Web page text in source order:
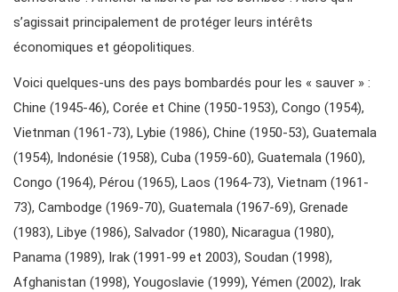
s’agissait principalement de protéger leurs intérêts
économiques et géopolitiques.
Voici quelques-uns des pays bombardés pour les « sauver » :
Chine (1945-46), Corée et Chine (1950-1953), Congo (1954),
Vietnman (1961-73), Lybie (1986), Chine (1950-53), Guatemala
(1954), Indonésie (1958), Cuba (1959-60), Guatemala (1960),
Congo (1964), Pérou (1965), Laos (1964-73), Vietnam (1961-
73), Cambodge (1969-70), Guatemala (1967-69), Grenade
(1983), Libye (1986), Salvador (1980), Nicaragua (1980),
Panama (1989), Irak (1991-99 et 2003), Soudan (1998),
Afghanistan (1998), Yougoslavie (1999), Yémen (2002), Irak